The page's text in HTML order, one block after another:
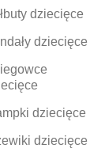
dziecięce
dziecięce
dziecięce
dziecięce